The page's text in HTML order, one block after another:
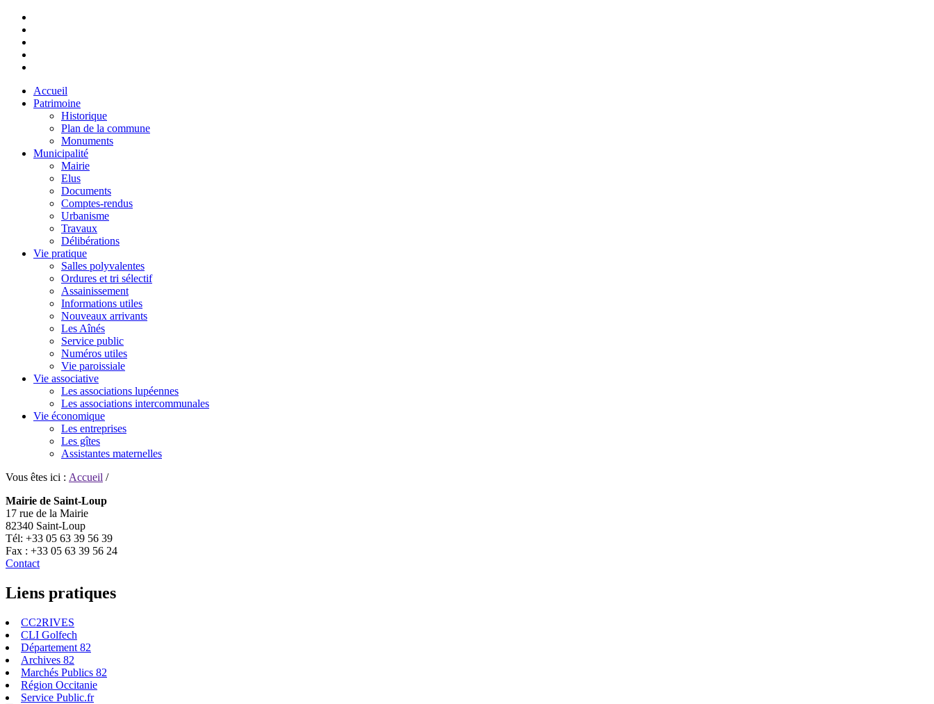
Accueil
Patrimoine
Historique
Plan de la commune
Monuments
Municipalité
Mairie
Elus
Documents
Comptes-rendus
Urbanisme
Travaux
Délibérations
Vie pratique
Salles polyvalentes
Ordures et tri sélectif
Assainissement
Informations utiles
Nouveaux arrivants
Les Aînés
Service public
Numéros utiles
Vie paroissiale
Vie associative
Les associations lupéennes
Les associations intercommunales
Vie économique
Les entreprises
Les gîtes
Assistantes maternelles
Vous êtes ici : Accueil /
Mairie de Saint-Loup
17 rue de la Mairie
82340 Saint-Loup
Tél: +33 05 63 39 56 39
Fax : +33 05 63 39 56 24
Contact
Liens pratiques
CC2RIVES
CLI Golfech
Département 82
Archives 82
Marchés Publics 82
Région Occitanie
Service Public.fr